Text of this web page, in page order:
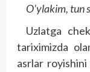
O'ylakim, tun
Uzlatga
tariximizda
asrlar